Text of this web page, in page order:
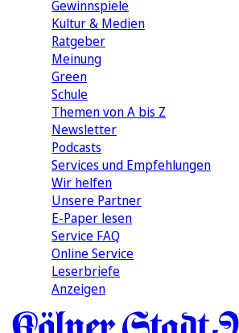
Gewinnspiele
Kultur & Medien
Ratgeber
Meinung
Green
Schule
Themen von A bis Z
Newsletter
Podcasts
Services und Empfehlungen
Wir helfen
Unsere Partner
E-Paper lesen
Service FAQ
Online Service
Leserbriefe
Anzeigen